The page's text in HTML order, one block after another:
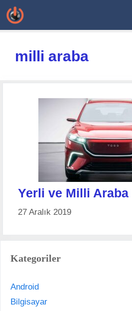
İçeriğe
atla
milli araba
Yerli ve Milli
27 Aralık 2019
Kategoriler
Android
Bilgisayar